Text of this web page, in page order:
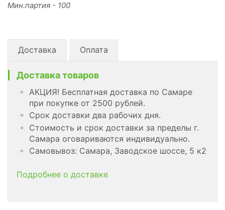
Мин.партия - 100
Доставка Оплата
Доставка товаров
АКЦИЯ! Бесплатная доставка по Самаре
при покупке от 2500 рублей.
Срок доставки два рабочих дня.
Стоимость и срок доставки за пределы г.
Самара оговариваются индивидуально.
Самовывоз: Самара, Заводское шоссе, 5 к2
Подробнее о доставке